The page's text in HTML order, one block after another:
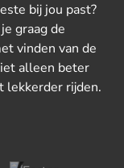
bij jou past?
graag de
vinden van de
alleen beter
lekkerder rijden.